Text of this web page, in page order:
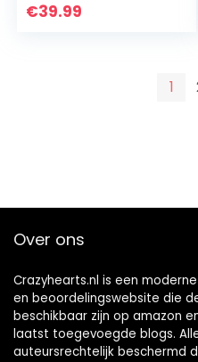
€39.99
1
Over ons
Crazyhearts.nl is een
en beoordelingswebsite die
beschikbaar zijn op amazon
laatst toegevoegde blogs.
auteursrechtelijk beschermd